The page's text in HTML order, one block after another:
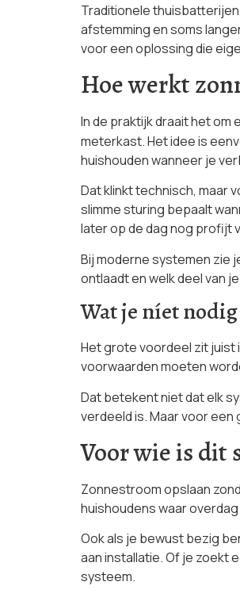
Traditionele
afstemming en soms
voor een oplossing die
Hoe werkt
In de praktijk draait het
meterkast. Het idee is
huishouden wanneer je
Dat klinkt technisch, maar
slimme sturing bepaalt
later op de dag nog profijt
Bij moderne systemen zie
ontlaadt en welk deel van
Wat je níet
Het grote voordeel zit juist
voorwaarden moeten
Dat betekent niet dat elk
verdeeld is. Maar voor
Voor wie is dit
Zonnestroom opslaan
huishoudens waar
Ook als je bewust bezig
aan installatie. Of je zoekt
systeem.